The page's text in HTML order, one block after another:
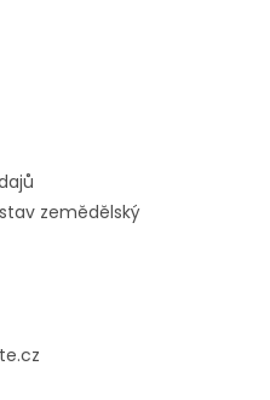
zemědělský